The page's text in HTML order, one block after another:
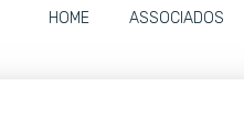
HOME ASSOCIADOS